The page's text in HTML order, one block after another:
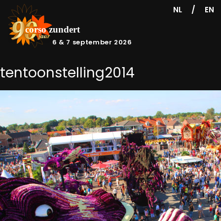
6 & 7 september 2026
NL / EN
tentoonstelling2014